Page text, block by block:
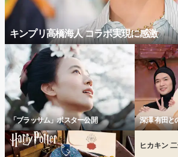
キンプリ高橋海人 コラボ実現に感激
「ブラッサム」ポスター公開 深澤 有田と
ヒカキン